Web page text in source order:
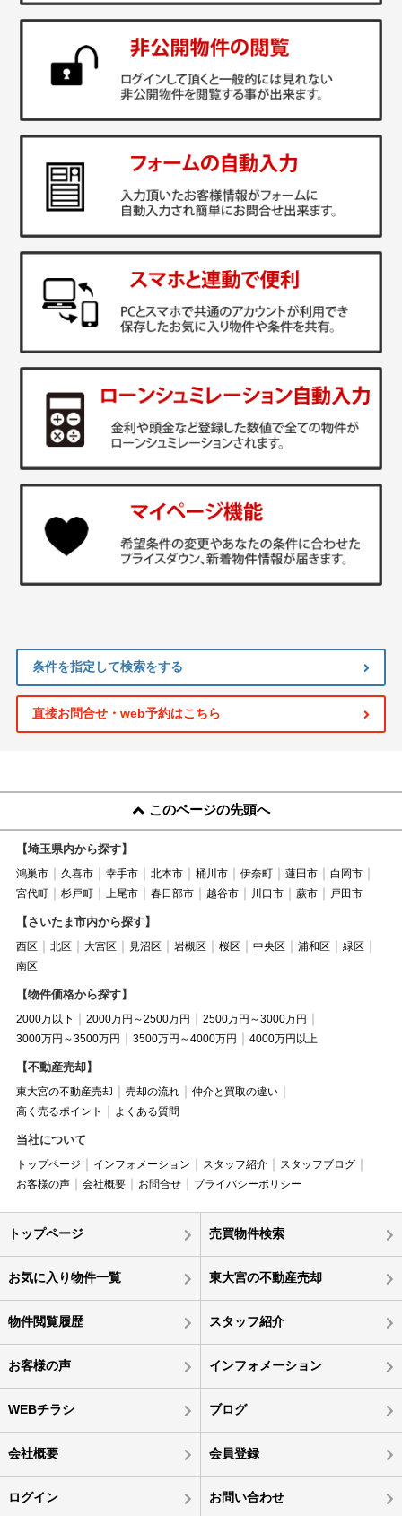
条件を指定して検索をする
直接お問合せ・web予約はこちら
このページの先頭へ
【埼玉県内から探す】
鴻巣市 久喜市 幸手市 北本市 桶川市 伊奈町 蓮田市
白岡市
宮代町
杉戸町 上尾市 春日部市 越谷市 川口市 蕨市 戸田市
【さいたま市内から探す】
西区 北区 大宮区 見沼区 岩槻区 桜区 中央区 浦和区
緑区
南区
【物件価格から探す】
2000万以下 2000万円～2500万円
2500万円～3000万円
3000万円～3500万円
3500万円～4000万円 4000万円以上
【不動産売却】
東大宮の不動産売却 売却の流れ
仲介と買取の違い
高く売るポイント
よくある質問
当社について
トップページ インフォメーション スタッフ紹介
スタッフブログ
お客様の声
会社概要 お問合せ プライバシーポリシー
トップページ 売買物件検索
お気に入り物件一覧 東大宮の不動産売却
物件閲覧履歴 スタッフ紹介
お客様の声 インフォメーション
WEBチラシ ブログ
会社概要 会員登録
ログイン お問い合わせ